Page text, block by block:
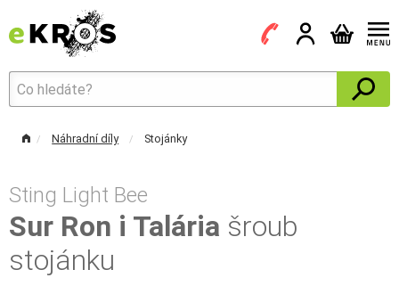
Náhradní díly Stojánky
Sting Light Bee
Sur Ron i Talária šroub
stojánku